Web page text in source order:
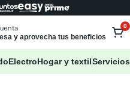
y aprovecha tus beneficios
0
ElectroHogar y textilServicios